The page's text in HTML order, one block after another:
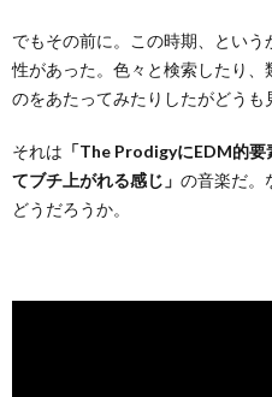
でもその前に。この時期、とい
性があった。色々と検索したり
のをあたってみたりしたがどうも
それは 「The ProdigyにEDM的
てブチ上がれる感じ」 の音楽だ。
どうだろうか。